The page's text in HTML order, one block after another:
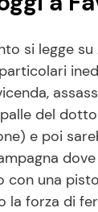
si legge
del
e poi
con una
la forza di